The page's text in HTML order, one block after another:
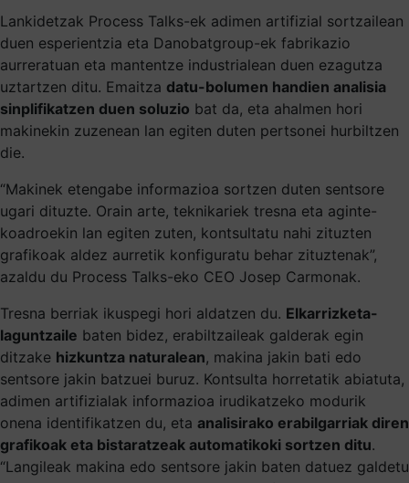
Lankidetzak Process Talks-ek adimen artifizial sortzailean
duen esperientzia eta Danobatgroup-ek fabrikazio
aurreratuan eta mantentze industrialean duen ezagutza
uztartzen ditu. Emaitza datu-bolumen handien analisia
sinplifikatzen duen soluzio bat da, eta ahalmen hori
makinekin zuzenean lan egiten duten pertsonei hurbiltzen
die.
“Makinek etengabe informazioa sortzen duten sentsore
ugari dituzte. Orain arte, teknikariek tresna eta aginte-
koadroekin lan egiten zuten, kontsultatu nahi zituzten
grafikoak aldez aurretik konfiguratu behar zituztenak”,
azaldu du Process Talks-eko CEO Josep Carmonak.
Tresna berriak ikuspegi hori aldatzen du. Elkarrizketa-
laguntzaile baten bidez, erabiltzaileak galderak egin
ditzake hizkuntza naturalean, makina jakin bati edo
sentsore jakin batzuei buruz. Kontsulta horretatik abiatuta,
adimen artifizialak informazioa irudikatzeko modurik
onena identifikatzen du, eta analisirako erabilgarriak diren
grafikoak eta bistaratzeak automatikoki sortzen ditu.
“Langileak makina edo sentsore jakin baten datuez galdetu